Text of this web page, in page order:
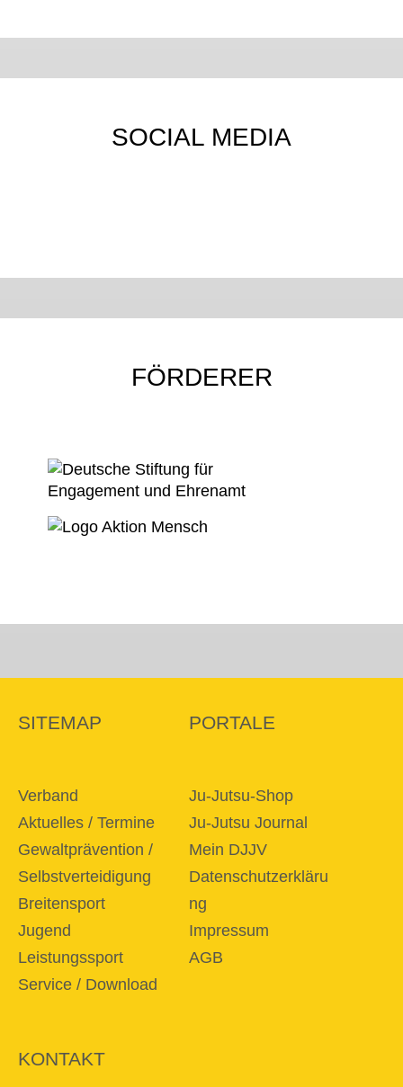
SOCIAL MEDIA
FÖRDERER
SITEMAP
Verband
Aktuelles / Termine
Gewaltprävention /
Selbstverteidigung
Breitensport
Jugend
Leistungssport
Service / Download
PORTALE
Ju-Jutsu-Shop
Ju-Jutsu Journal
Mein DJJV
Datenschutzerkläru
ng
Impressum
AGB
KONTAKT